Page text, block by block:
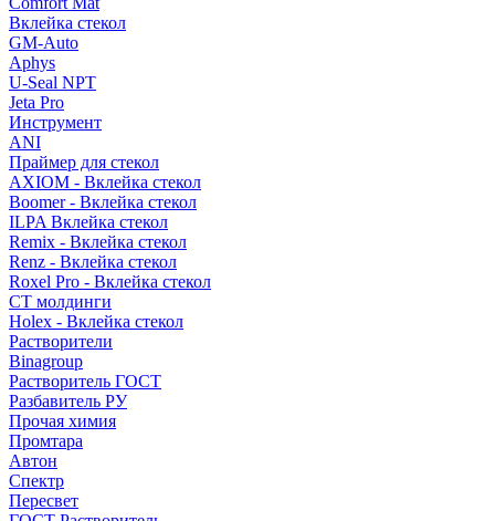
Вклейка стекол
GM-Auto
Aphys
U-Seal NPT
Jeta Pro
Инструмент
ANI
Праймер для стекол
AXIOM - Вклейка стекол
Boomer - Вклейка стекол
ILPA Вклейка стекол
Remix - Вклейка стекол
Renz - Вклейка стекол
Roxel Pro - Вклейка стекол
СТ молдинги
Holex - Вклейка стекол
Растворители
Binagroup
Растворитель ГОСТ
Разбавитель РУ
Прочая химия
Промтара
Автон
Спектр
Пересвет